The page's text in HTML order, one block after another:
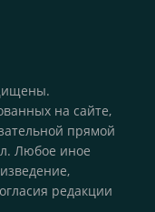
на сайте,
прямой
Любое иное
редакции